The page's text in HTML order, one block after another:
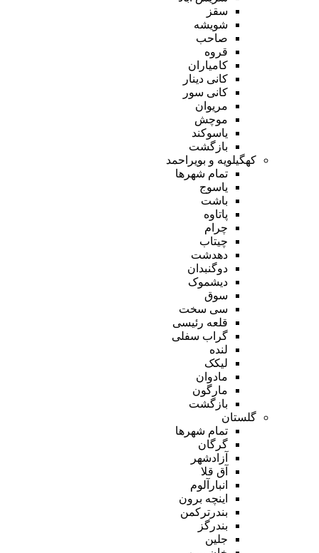
سقز
شویشه
صاحب
قروه
کامیاران
کانی دینار
کانی سور
مریوان
موچش
یاسوکند
بازگشت
کهگیلویه و بویراحمد
تمام شهر‌ها
یاسوج
باشت
پاتاوه
چرام
چیتاب
دهدشت
دوگنبدان
دیشموک
سوق
سی سخت
قلعه رئیسی
گراب سفلی
لنده
لیکک
مادوان
مارگون
بازگشت
گلستان
تمام شهر‌ها
گرگان
آزادشهر
آق قلا
انبارآلوم
اینچه برون
بندرترکمن
بندرگز
جلین